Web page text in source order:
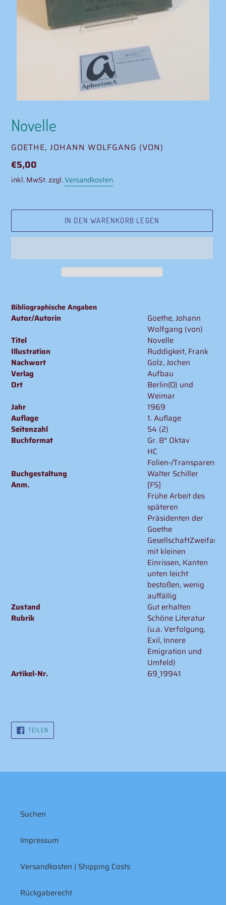
Novelle
VERKÄUFER
GOETHE, JOHANN WOLFGANG (VON)
Normaler
Preis
€5,00
inkl. MwSt. zzgl.Versandkosten
IN DEN WARENKORB LEGEN
wird
zum
Warenkorb
Bibliographische Angaben
Autor/Autorin
Goethe, Johann
Wolfgang (von)
Titel
Novelle
Illustration
Ruddigkeit, Frank
Nachwort
Golz, Jochen
Verlag
Aufbau
Ort
Berlin(O) und
Weimar
Jahr
1969
Auflage
1. Auflage
Seitenzahl
54 (2)
Buchformat
Gr. 8° Oktav
HC
Folien-/
Buchgestaltung
Walter Schiller
Anm.
[FS]
Frühe Arbeit des
späteren
Präsidenten der
Goethe
mit kleinen
Einrissen, Kanten
unten leicht
bestoßen, wenig
auffällig
Zustand
Gut erhalten
Rubrik
Schöne Literatur
(u.a. Verfolgung,
Exil, Innere
Emigration und
Umfeld)
Artikel-Nr.
69_19941
TEILEN
TEILEN
Suchen
Impressum
Versandkosten | Shipping Costs
Rückgaberecht